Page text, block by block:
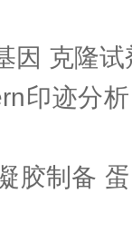
因 克隆
印迹分
胶制备